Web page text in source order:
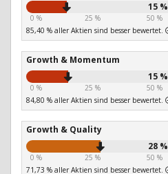
15 %
0 % 25 % 50 %
85,40 % aller Aktien sind besser bewertet.
Growth & Momentum
15 %
0 % 25 % 50 %
84,80 % aller Aktien sind besser bewertet.
Growth & Quality
28 %
0 % 25 % 50 %
71,73 % aller Aktien sind besser bewertet.